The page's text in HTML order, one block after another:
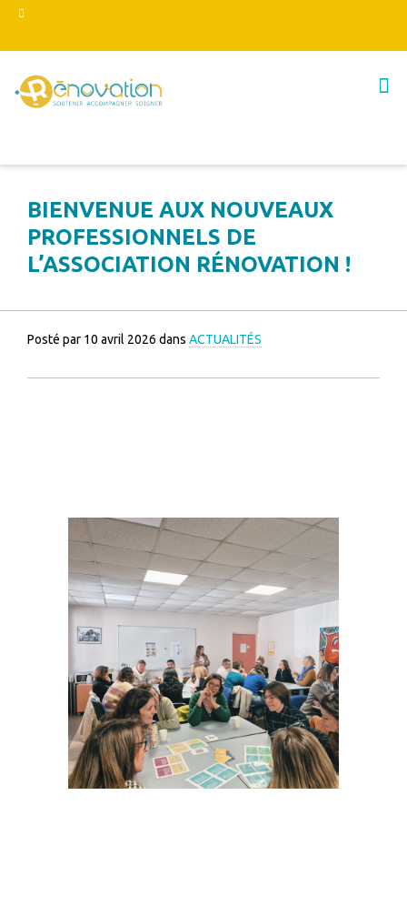
BIENVENUE AUX NOUVEAUX
PROFESSIONNELS DE
L’ASSOCIATION RÉNOVATION !
Posté par 10 avril 2026 dans ACTUALITÉS